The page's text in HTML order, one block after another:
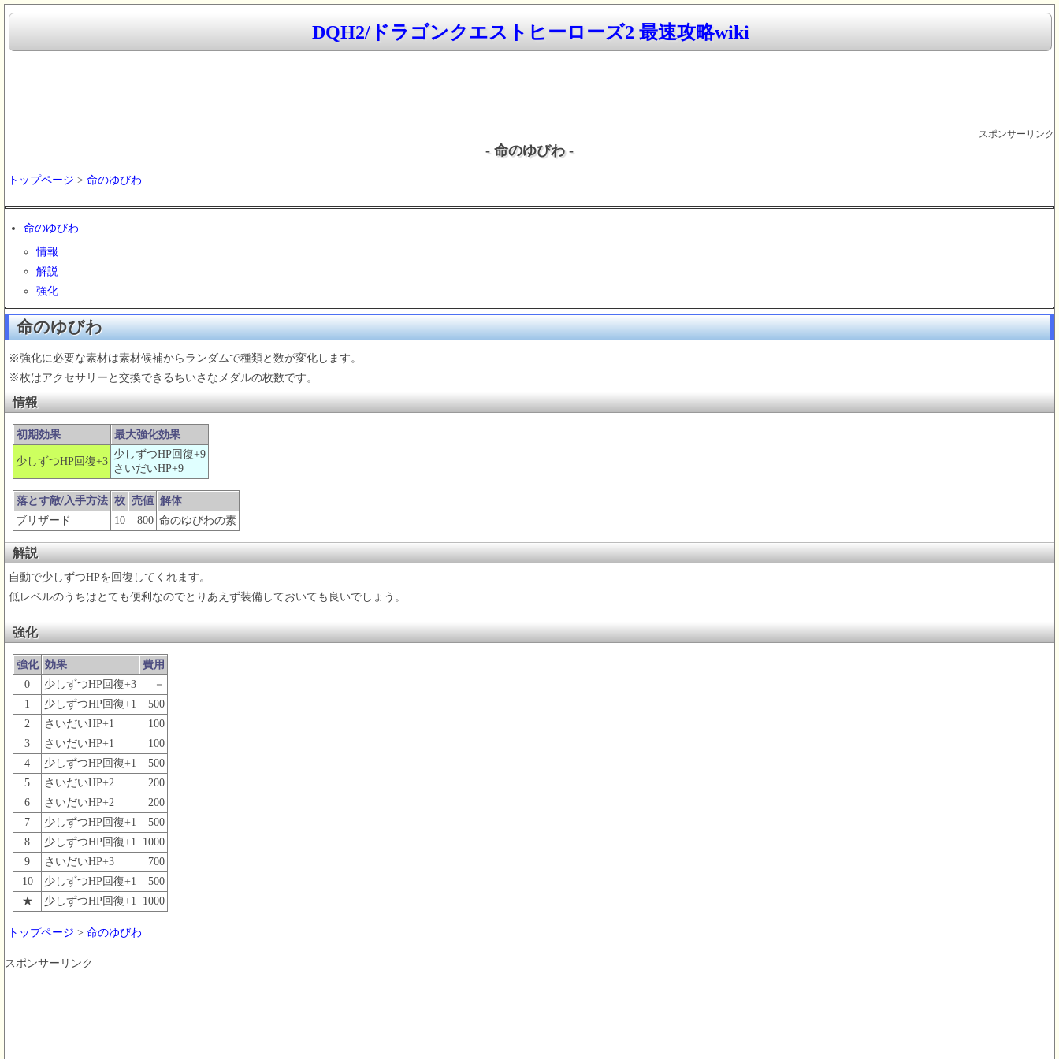
DQH2/ドラゴンクエストヒーローズ2 最速攻略wiki
スポンサーリンク
- 命のゆびわ -
トップページ > 命のゆびわ
命のゆびわ
情報
解説
強化
命のゆびわ
※強化に必要な素材は素材候補からランダムで種類と数が変化します。
※枚はアクセサリーと交換できるちいさなメダルの枚数です。
情報
初期効果 最大強化効果
少しずつHP回復+3
少しずつHP回復+9
さいだいHP+9
落とす敵/入手方法 枚 売値 解体
ブリザード
10 800 命のゆびわの素
解説
自動で少しずつHPを回復してくれます。
低レベルのうちはとても便利なのでとりあえず装備しておいても良いでしょう。
強化
強化 効果
費用
0
少しずつHP回復+3
－
1
少しずつHP回復+1
500
2
さいだいHP+1
100
3
さいだいHP+1
100
4
少しずつHP回復+1
500
5
さいだいHP+2
200
6
さいだいHP+2
200
7
少しずつHP回復+1
500
8
少しずつHP回復+1
1000
9
さいだいHP+3
700
10
少しずつHP回復+1
500
★
少しずつHP回復+1 1000
トップページ > 命のゆびわ
スポンサーリンク